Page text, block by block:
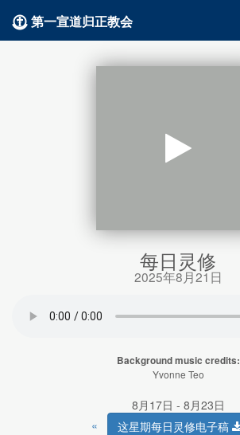
第一宣道归正教会
每日灵修
2025年8月21日
Background music credits:
Yvonne Teo
8月17日 - 8月23日
«
这星期每日灵修电子稿